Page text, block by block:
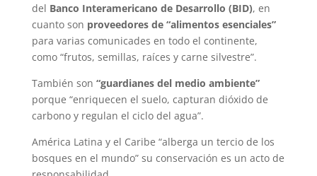
del Banco Interamericano de Desarrollo (BID), en
cuanto son proveedores de “alimentos esenciales”
para varias comunicades en todo el continente,
como “frutos, semillas, raíces y carne silvestre”.
También son “guardianes del medio ambiente”
porque “enriquecen el suelo, capturan dióxido de
carbono y regulan el ciclo del agua”.
América Latina y el Caribe “alberga un tercio de los
bosques en el mundo” su conservación es un acto de